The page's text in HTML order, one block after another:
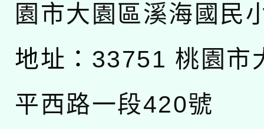
園市大園區溪海國民
地址： 33751 桃園市
平西路一段420號